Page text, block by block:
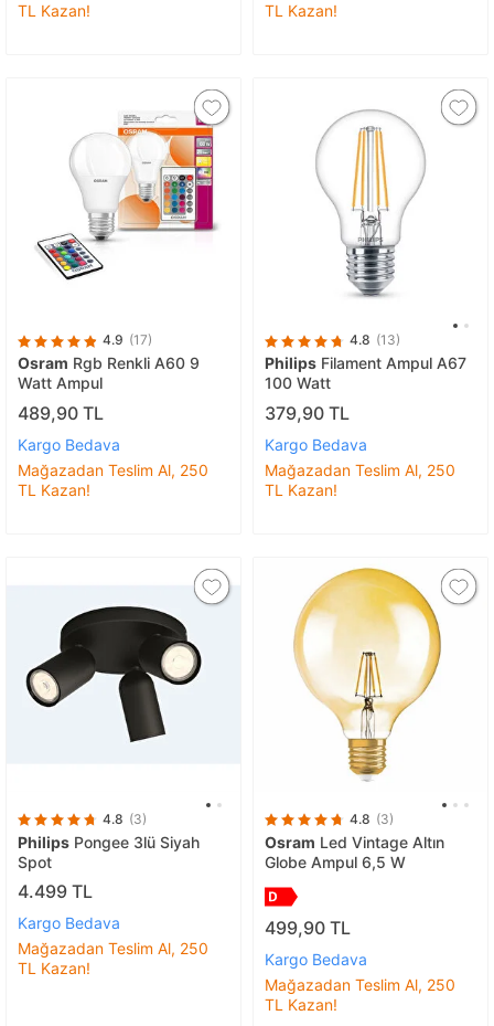
TL Kazan! TL Kazan!
4.9 (17)
Osram Rgb Renkli A60 9
Watt Ampul
489,90 TL
Kargo Bedava
Mağazadan Teslim Al, 250
TL Kazan!
4.8 (13)
Philips Filament Ampul A67
100 Watt
379,90 TL
Kargo Bedava
Mağazadan Teslim Al, 250
TL Kazan!
4.8 (3)
Philips Pongee 3lü Siyah
Spot
4.499 TL
Kargo Bedava
Mağazadan Teslim Al, 250
TL Kazan!
4.8 (3)
Osram Led Vintage Altın
Globe Ampul 6,5 W
499,90 TL
Kargo Bedava
Mağazadan Teslim Al, 250
TL Kazan!